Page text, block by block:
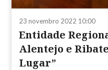
23 novembro 2022 10:00
Entidade
Alentejo e
Lugar”